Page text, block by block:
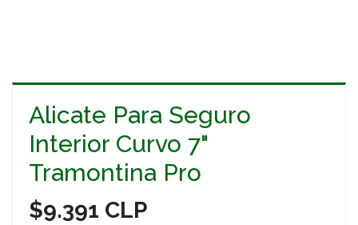
Alicate Para Seguro
Interior Curvo 7"
Tramontina Pro
$9.391 CLP